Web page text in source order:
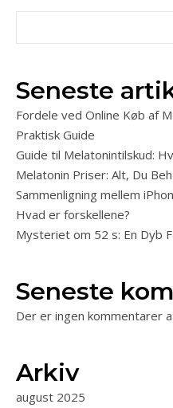
Seneste
Fordele ved Online Køb af
Praktisk Guide
Guide til Melatonintilskud:
Melatonin Priser: Alt, Du
Sammenligning mellem
Hvad er forskellene?
Mysteriet om 52 s: En Dyb
Seneste
Der er ingen kommentarer
Arkiv
august 2025